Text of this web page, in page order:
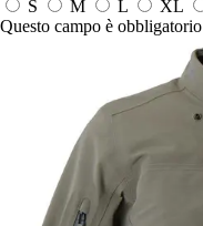
S
M L XL
Questo campo è obbligatorio